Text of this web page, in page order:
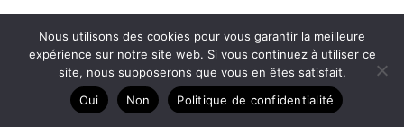
Nous utilisons des cookies pour vous garantir la meilleure
expérience sur notre site web. Si vous continuez à utiliser ce
site, nous supposerons que vous en êtes satisfait.
Oui
Non Politique de confidentialité